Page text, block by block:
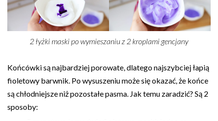
2 łyżki maski po wymieszaniu z 2 kroplami gencjany
Końcówki są najbardziej porowate, dlatego najszybciej łapią
fioletowy barwnik. Po wysuszeniu może się okazać, że końce
są chłodniejsze niż pozostałe pasma. Jak temu zaradzić? Są 2
sposoby: